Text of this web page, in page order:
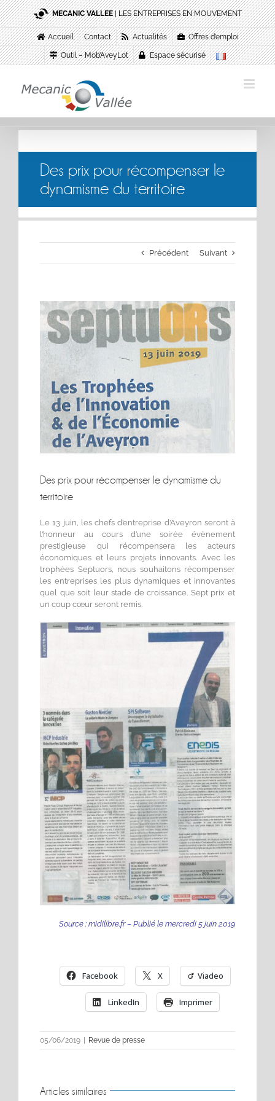
Passer
au
contenu
MECANIC VALLEE| LES ENTREPRISES EN MOUVEMENT
Accueil Contact Actualités Offres d’emploi
Outil – Mob’AveyLot Espace sécurisé
Des prix pour récompenser le
dynamisme du territoire
Précédent Suivant
Voir
l'image
agrandie
Des prix pour récompenser le dynamisme du
territoire
Le 13 juin, les chefs d’entreprise d’Aveyron seront à
l’honneur au cours d’une soirée évènement
prestigieuse qui récompensera les acteurs
économiques et leurs projets innovants. Avec les
trophées Septuors, nous souhaitons récompenser
les entreprises les plus dynamiques et innovantes
quel que soit leur stade de croissance. Sept prix et
un coup cœur seront remis.
Source : midilibre.fr – Publié le mercredi 5 juin 2019
Facebook X Viadeo
LinkedIn Imprimer
05/06/2019 Revue de presse
Articles similaires